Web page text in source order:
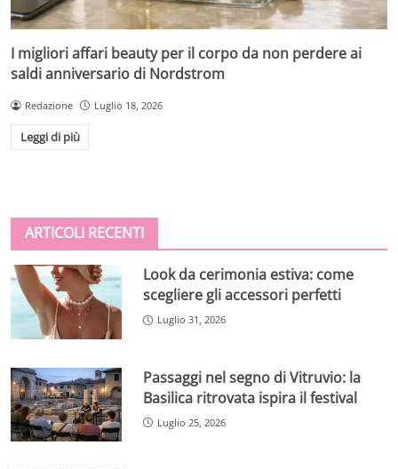
I migliori affari beauty per il corpo da non perdere ai
saldi anniversario di Nordstrom
Redazione Luglio 18, 2026
Leggi di più
ARTICOLI RECENTI
Look da cerimonia estiva: come
scegliere gli accessori perfetti
Luglio 31, 2026
Passaggi nel segno di Vitruvio: la
Basilica ritrovata ispira il festival
Luglio 25, 2026